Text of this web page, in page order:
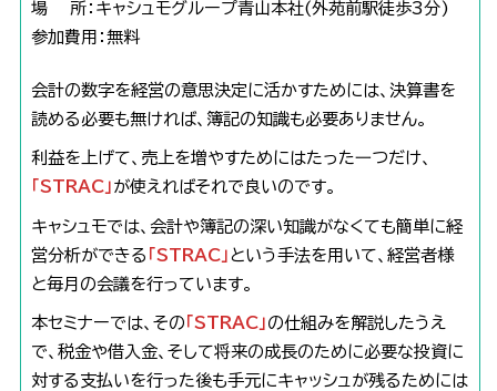
場 所：キャシュモグループ青山本社(外苑前駅徒歩3分)
参加費用：無料
会計の数字を経営の意思決定に活かすためには、決算書を
読める必要も無ければ、簿記の知識も必要ありません。
利益を上げて、売上を増やすためにはたった⼀つだけ、
「STRAC」 が使えればそれで良いのです。
キャシュモでは、会計や簿記の深い知識がなくても簡単に経
営分析ができる
「STRAC」 という手法を用いて、経営者様
と毎月の会議を行っています。
本セミナーでは、その 「STRAC」 の仕組みを解説したうえ
で、税金や借入金、そして将来の成長のために必要な投資に
対する支払いを行った後も手元にキャッシュが残るためには